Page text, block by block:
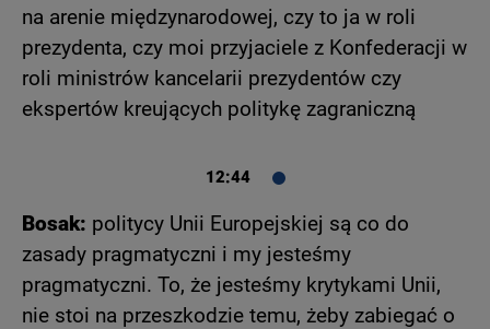
na arenie międzynarodowej, czy to ja w roli
prezydenta, czy moi przyjaciele z Konfederacji w
roli ministrów kancelarii prezydentów czy
ekspertów kreujących politykę zagraniczną
12:44
Bosak: politycy Unii Europejskiej są co do
zasady pragmatyczni i my jesteśmy
pragmatyczni. To, że jesteśmy krytykami Unii,
nie stoi na przeszkodzie temu, żeby zabiegać o